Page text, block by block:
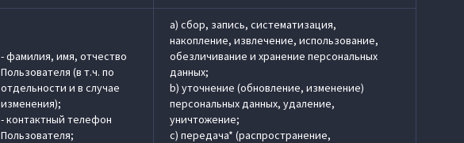
- фамилия, имя, отчество
Пользователя (в т.ч. по
отдельности и в случае
изменения);
- контактный телефон
Пользователя;
a) сбор, запись, систематизация,
накопление, извлечение, использование,
обезличивание и хранение персональных
данных;
b) уточнение (обновление, изменение)
персональных данных, удаление,
уничтожение;
c) передача* (распространение,